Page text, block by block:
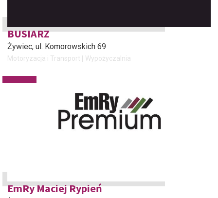
BUSIARZ
Żywiec, ul. Komorowskich 69
Motoryzacja i Transport Wypożyczalnia
EmRy Maciej Rypień